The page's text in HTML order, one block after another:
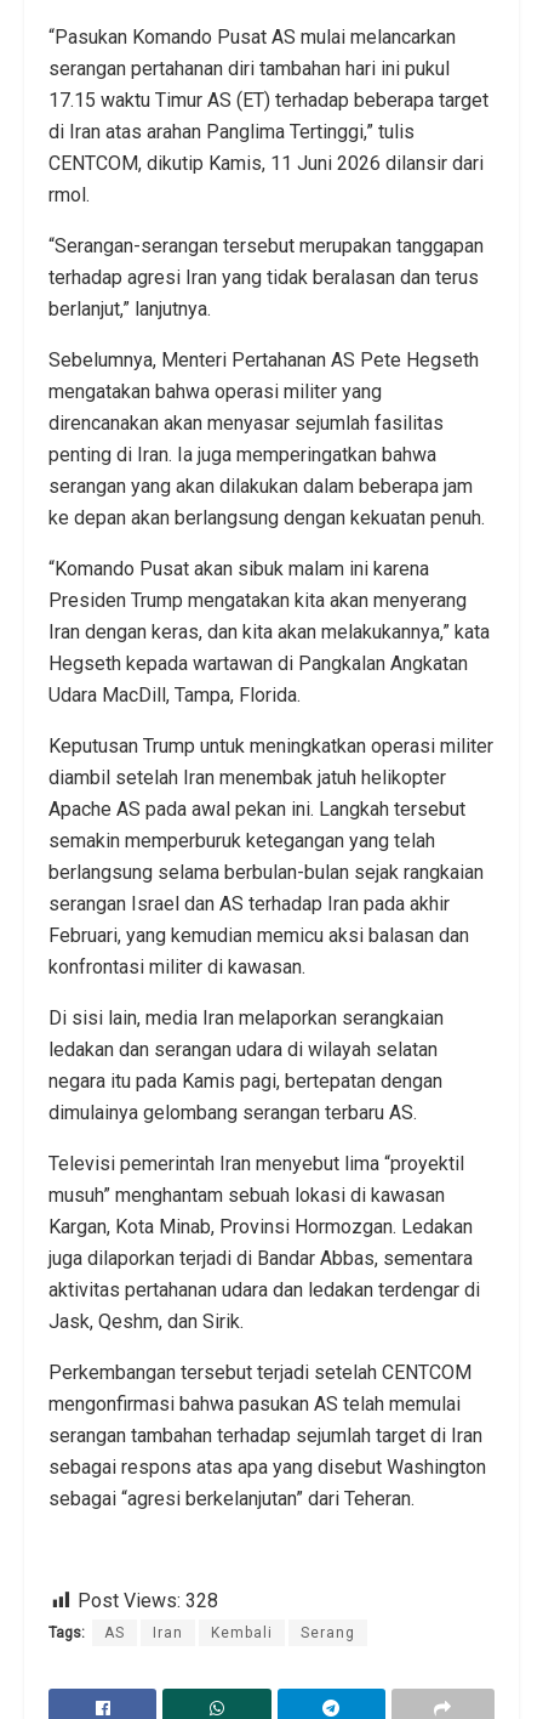
“Pasukan Komando Pusat AS mulai melancarkan
serangan pertahanan diri tambahan hari ini pukul
17.15 waktu Timur AS (ET) terhadap beberapa target
di Iran atas arahan Panglima Tertinggi,” tulis
CENTCOM, dikutip Kamis, 11 Juni 2026 dilansir dari
rmol.
“Serangan-serangan tersebut merupakan tanggapan
terhadap agresi Iran yang tidak beralasan dan terus
berlanjut,” lanjutnya.
Sebelumnya, Menteri Pertahanan AS Pete Hegseth
mengatakan bahwa operasi militer yang
direncanakan akan menyasar sejumlah fasilitas
penting di Iran. Ia juga memperingatkan bahwa
serangan yang akan dilakukan dalam beberapa jam
ke depan akan berlangsung dengan kekuatan penuh.
“Komando Pusat akan sibuk malam ini karena
Presiden Trump mengatakan kita akan menyerang
Iran dengan keras, dan kita akan melakukannya,” kata
Hegseth kepada wartawan di Pangkalan Angkatan
Udara MacDill, Tampa, Florida.
Keputusan Trump untuk meningkatkan operasi militer
diambil setelah Iran menembak jatuh helikopter
Apache AS pada awal pekan ini. Langkah tersebut
semakin memperburuk ketegangan yang telah
berlangsung selama berbulan-bulan sejak rangkaian
serangan Israel dan AS terhadap Iran pada akhir
Februari, yang kemudian memicu aksi balasan dan
konfrontasi militer di kawasan.
Di sisi lain, media Iran melaporkan serangkaian
ledakan dan serangan udara di wilayah selatan
negara itu pada Kamis pagi, bertepatan dengan
dimulainya gelombang serangan terbaru AS.
Televisi pemerintah Iran menyebut lima “proyektil
musuh” menghantam sebuah lokasi di kawasan
Kargan, Kota Minab, Provinsi Hormozgan. Ledakan
juga dilaporkan terjadi di Bandar Abbas, sementara
aktivitas pertahanan udara dan ledakan terdengar di
Jask, Qeshm, dan Sirik.
Perkembangan tersebut terjadi setelah CENTCOM
mengonfirmasi bahwa pasukan AS telah memulai
serangan tambahan terhadap sejumlah target di Iran
sebagai respons atas apa yang disebut Washington
sebagai “agresi berkelanjutan” dari Teheran.
Post Views: 328
Tags: AS Iran Kembali Serang